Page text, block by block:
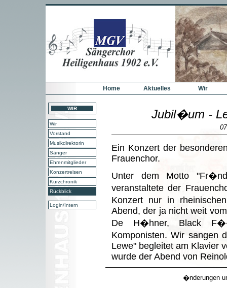
Home Aktuelles Wir
WIR
Wir
Vorstand
Musikdirektorin
Sänger
Ehrenmitglieder
Konzertreisen
Kurzchronik
Rückblick
Login/Intern
Jubil�um -
Ein Konzert der
Frauenchor.
Unter dem Motto
veranstaltete der
Konzert nur in
Abend, der ja nicht weit
De H�hner, Black
Komponisten. Wir sangen
Lewe" begleitet am Klavier
wurde der Abend von
�nderungen